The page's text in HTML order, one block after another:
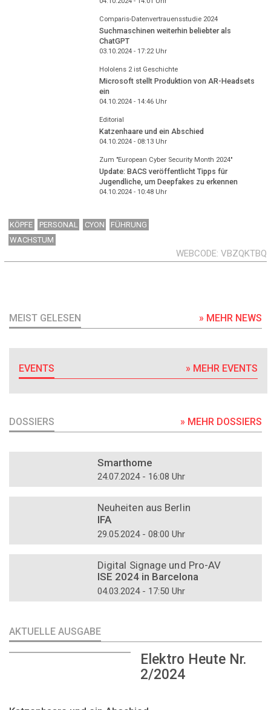
Comparis-Datenvertrauensstudie 2024
Suchmaschinen weiterhin beliebter als
ChatGPT
03.10.2024 - 17:22Uhr
Hololens 2 ist Geschichte
Microsoft stellt Produktion von AR-Headsets
ein
04.10.2024 - 14:46Uhr
Editorial
Katzenhaare und ein Abschied
04.10.2024 - 08:13Uhr
Zum "European Cyber Security Month 2024"
Update: BACS veröffentlicht Tipps für
Jugendliche, um Deepfakes zu erkennen
04.10.2024 - 10:48Uhr
KÖPFE PERSONAL CYON
FÜHRUNG
WACHSTUM
WEBCODE VBZQKTBQ
MEIST GELESEN » MEHR NEWS
EVENTS » MEHR EVENTS
DOSSIERS » MEHR DOSSIERS
Smarthome
24.07.2024 - 16:08 Uhr
Neuheiten aus Berlin
IFA
29.05.2024 - 08:00 Uhr
Digital Signage und Pro-AV
ISE 2024 in Barcelona
04.03.2024 - 17:50 Uhr
AKTUELLE AUSGABE
Elektro Heute Nr.
2/2024